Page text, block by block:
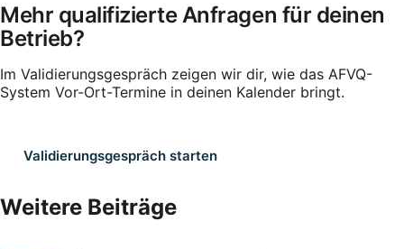
Mehr qualifizierte Anfragen für deinen
Betrieb?
Im Validierungsgespräch zeigen wir dir, wie das AFVQ-
System Vor-Ort-Termine in deinen Kalender bringt.
Validierungsgespräch starten
Weitere Beiträge